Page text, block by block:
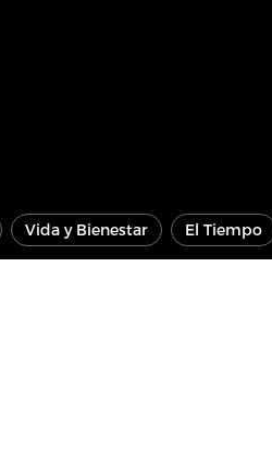
Vida y Bienestar El Tiempo